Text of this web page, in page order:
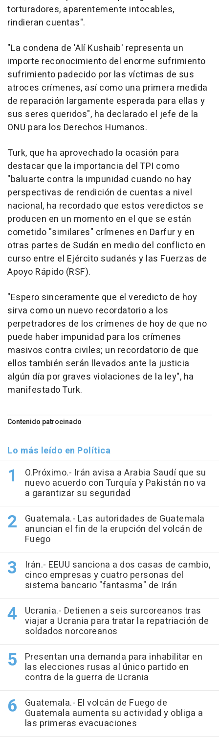
torturadores, aparentemente intocables,
rindieran cuentas".
"La condena de 'Alí Kushaib' representa un
importe reconocimiento del enorme sufrimiento
sufrimiento padecido por las víctimas de sus
atroces crímenes, así como una primera medida
de reparación largamente esperada para ellas y
sus seres queridos", ha declarado el jefe de la
ONU para los Derechos Humanos.
Turk, que ha aprovechado la ocasión para
destacar que la importancia del TPI como
"baluarte contra la impunidad cuando no hay
perspectivas de rendición de cuentas a nivel
nacional, ha recordado que estos veredictos se
producen en un momento en el que se están
cometido "similares" crímenes en Darfur y en
otras partes de Sudán en medio del conflicto en
curso entre el Ejército sudanés y las Fuerzas de
Apoyo Rápido (RSF).
"Espero sinceramente que el veredicto de hoy
sirva como un nuevo recordatorio a los
perpetradores de los crímenes de hoy de que no
puede haber impunidad para los crímenes
masivos contra civiles; un recordatorio de que
ellos también serán llevados ante la justicia
algún día por graves violaciones de la ley", ha
manifestado Turk.
Contenido patrocinado
Lo más leído en Política
O.Próximo.- Irán avisa a Arabia Saudí que su
nuevo acuerdo con Turquía y Pakistán no va
a garantizar su seguridad
Guatemala.- Las autoridades de Guatemala
anuncian el fin de la erupción del volcán de
Fuego
Irán.- EEUU sanciona a dos casas de cambio,
cinco empresas y cuatro personas del
sistema bancario "fantasma" de Irán
Ucrania.- Detienen a seis surcoreanos tras
viajar a Ucrania para tratar la repatriación de
soldados norcoreanos
Presentan una demanda para inhabilitar en
las elecciones rusas al único partido en
contra de la guerra de Ucrania
Guatemala.- El volcán de Fuego de
Guatemala aumenta su actividad y obliga a
las primeras evacuaciones